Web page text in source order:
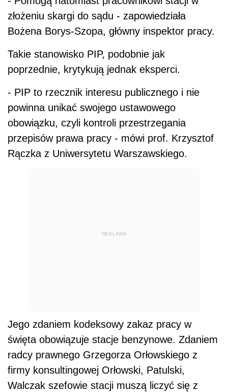
złożeniu skargi do sądu - zapowiedziała
Bożena Borys-Szopa, główny inspektor pracy.
Takie stanowisko PIP, podobnie jak
poprzednie, krytykują jednak eksperci.
- PIP to rzecznik interesu publicznego i nie
powinna unikać swojego ustawowego
obowiązku, czyli kontroli przestrzegania
przepisów prawa pracy - mówi prof. Krzysztof
Rączka z Uniwersytetu Warszawskiego.
REKLAMA
Jego zdaniem kodeksowy zakaz pracy w
święta obowiązuje stacje benzynowe. Zdaniem
radcy prawnego Grzegorza Orłowskiego z
firmy konsultingowej Orłowski, Patulski,
Walczak szefowie stacji muszą liczyć się z